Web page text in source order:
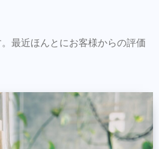
約・ご相談・商品購入を受け
のでお気軽にお問い合わせ下
はオンラインショップからも
最近ほんとにお客様からの評価